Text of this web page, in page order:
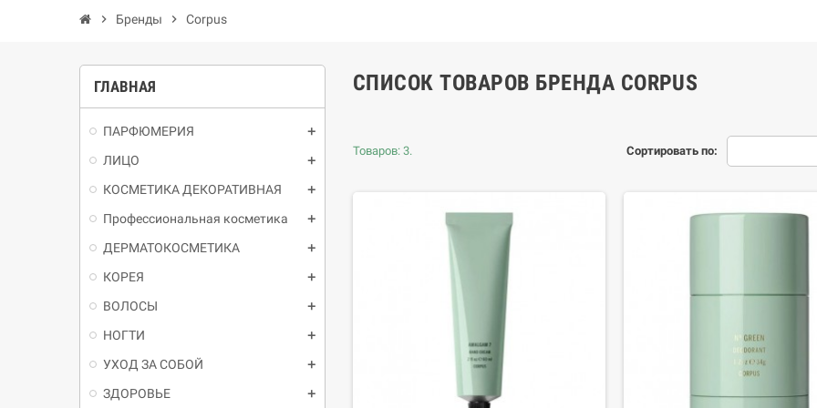
chevron_right Бренды chevron_right Corpus
ГЛАВНАЯ
ПАРФЮМЕРИЯ
ЛИЦО
КОСМЕТИКА ДЕКОРАТИВНАЯ
Профессиональная косметика
ДЕРМАТОКОСМЕТИКА
КОРЕЯ
ВОЛОСЫ
НОГТИ
УХОД ЗА СОБОЙ
ЗДОРОВЬЕ
СПИСОК ТОВАРОВ БРЕНДА CORPUS
Сортировать по:
Товаров: 3.